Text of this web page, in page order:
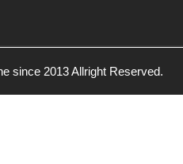
since 2013 Allright Reserved.